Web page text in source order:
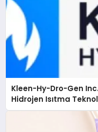
Kleen-Hy-Dro-Gen
Hidrojen Isıtma
Düzenleyici Onaylarını